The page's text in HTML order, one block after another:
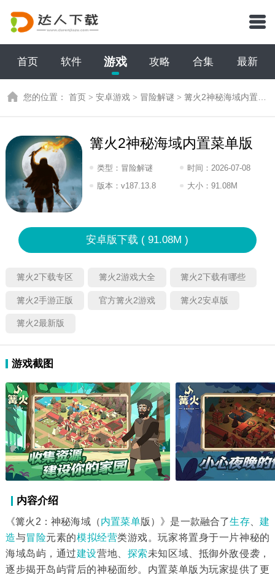
首页 软件 游戏 攻略 合集 最新
您的位置：首页 >安卓游戏 > 冒险解谜 >篝火2神秘海域内置菜单版
篝火2神秘海域内置菜单版
类型： 冒险解谜 时间： 2026-07-08
14:2026
版本：v187.13.8 大小： 91.08M
安卓版下载 ( 91.08M )
篝火2下载专区 篝火2游戏大全 篝火2下载有哪些
篝火2手游正版 官方篝火2游戏 篝火2安卓版
篝火2最新版
游戏截图
内容介绍
《篝火2：神秘海域（内置菜单版）》是一款融合了生存、建
造与冒险元素的模拟经营类游戏。玩家将置身于一片神秘的
海域岛屿，通过建设营地、 探索未知区域、抵御外敌侵袭，
逐步揭开岛屿背后的神秘面纱。内置菜单版为玩家提供了更